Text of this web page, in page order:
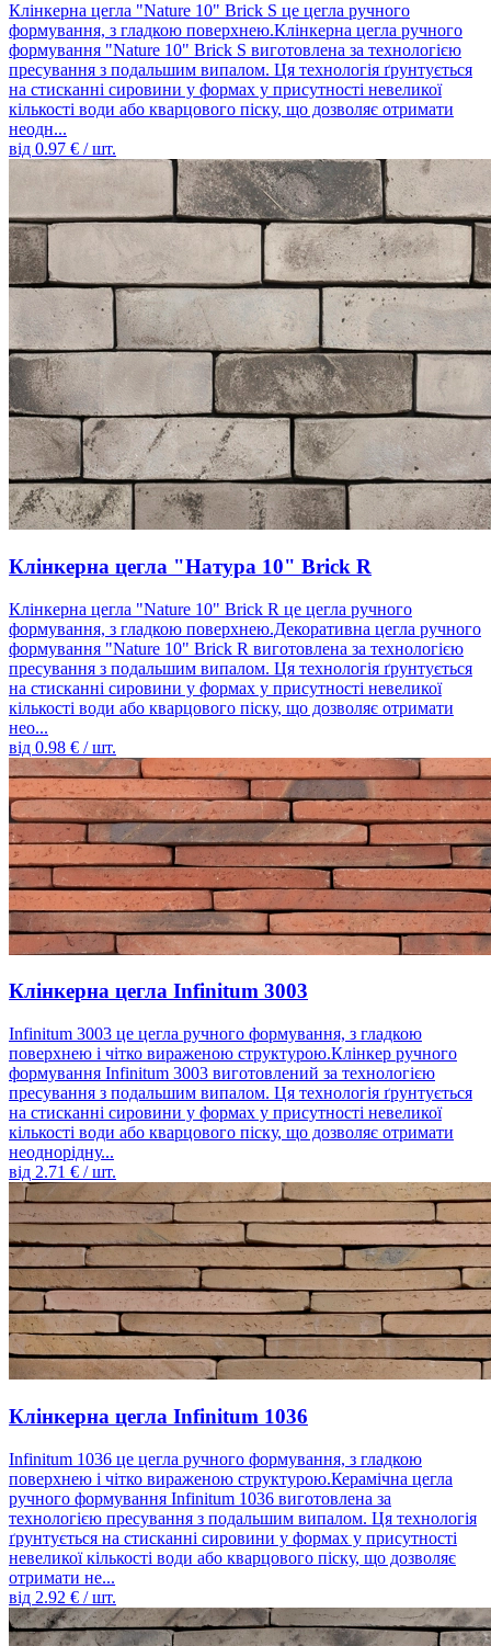
Клінкерна цегла "Nature 10" Brick S це цегла ручного
формування, з гладкою поверхнею.Клінкерна цегла ручного
формування "Nature 10" Brick S виготовлена ​​за технологією
пресування з подальшим випалом. Ця технологія ґрунтується
на стисканні сировини у формах у присутності невеликої
кількості води або кварцового піску, що дозволяє отримати
неодн...
від 0.97 € / шт.
Клінкерна цегла "Натура 10" Brick R
Клінкерна цегла "Nature 10" Brick R це цегла ручного
формування, з гладкою поверхнею.Декоративна цегла ручного
формування "Nature 10" Brick R виготовлена ​​за технологією
пресування з подальшим випалом. Ця технологія ґрунтується
на стисканні сировини у формах у присутності невеликої
кількості води або кварцового піску, що дозволяє отримати
нео...
від 0.98 € / шт.
Клінкерна цегла Infinitum 3003
Infinitum 3003 це цегла ручного формування, з гладкою
поверхнею і чітко вираженою структурою.Клінкер ручного
формування Infinitum 3003 виготовлений за технологією
пресування з подальшим випалом. Ця технологія ґрунтується
на стисканні сировини у формах у присутності невеликої
кількості води або кварцового піску, що дозволяє отримати
неоднорідну...
від 2.71 € / шт.
Клінкерна цегла Infinitum 1036
Infinitum 1036 це цегла ручного формування, з гладкою
поверхнею і чітко вираженою структурою.Керамічна цегла
ручного формування Infinitum 1036 виготовлена ​​за
технологією пресування з подальшим випалом. Ця технологія
ґрунтується на стисканні сировини у формах у присутності
невеликої кількості води або кварцового піску, що дозволяє
отримати не...
від 2.92 € / шт.